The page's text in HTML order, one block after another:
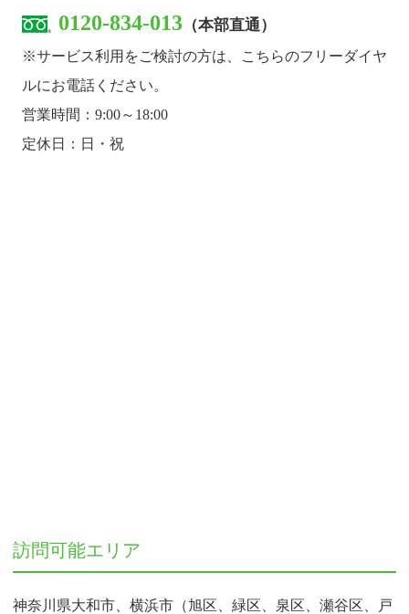
0120-834-013 （本部直通）
※サービス利用をご検討の方は、こちらのフリーダイヤ
ルにお電話ください。
営業時間：9:00～18:00
定休日：日・祝
訪問可能エリア
神奈川県大和市、横浜市（旭区、緑区、泉区、瀬谷区、戸